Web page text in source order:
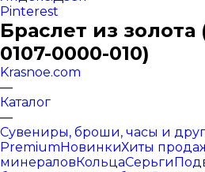
Pinterest
Браслет из золота
0107-0000-010)
Krasnoe.com
—
Каталог
—
Сувениры, броши, часы и
PremiumНовинкиХиты
минераловКольцаСерьги